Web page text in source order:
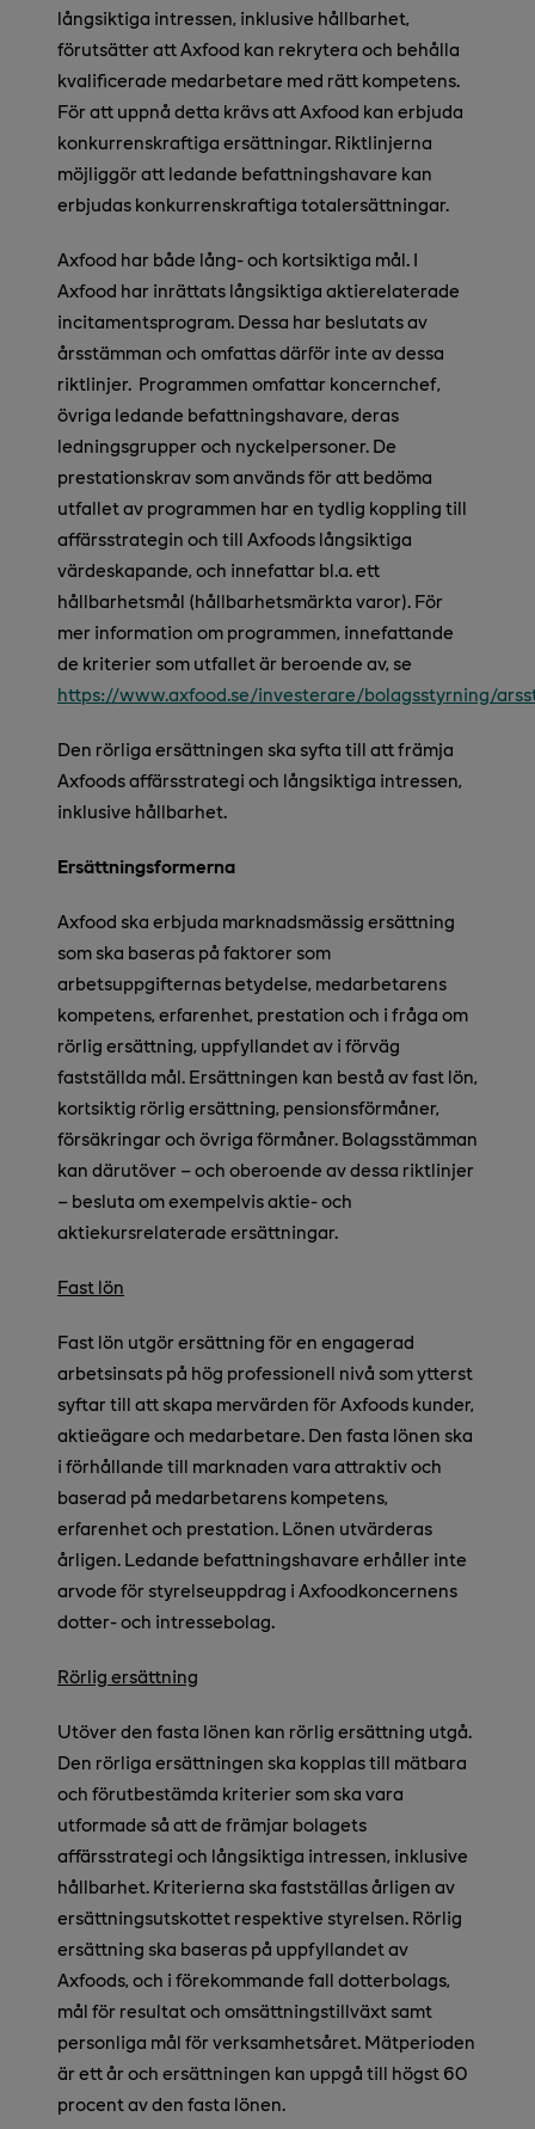
långsiktiga intressen, inklusive hållbarhet,
förutsätter att Axfood kan rekrytera och behålla
kvalificerade medarbetare med rätt kompetens.
För att uppnå detta krävs att Axfood kan erbjuda
konkurrenskraftiga ersättningar. Riktlinjerna
möjliggör att ledande befattningshavare kan
erbjudas konkurrenskraftiga totalersättningar.
Axfood har både lång- och kortsiktiga mål. I
Axfood har inrättats långsiktiga aktierelaterade
incitamentsprogram. Dessa har beslutats av
årsstämman och omfattas därför inte av dessa
riktlinjer. Programmen omfattar koncernchef,
övriga ledande befattningshavare, deras
ledningsgrupper och nyckelpersoner. De
prestationskrav som används för att bedöma
utfallet av programmen har en tydlig koppling till
affärsstrategin och till Axfoods långsiktiga
värdeskapande, och innefattar bl.a. ett
hållbarhetsmål (hållbarhetsmärkta varor). För
mer information om programmen, innefattande
de kriterier som utfallet är beroende av, se
https://www.axfood.se/investerare/bolagsstyrning/
Den rörliga ersättningen ska syfta till att främja
Axfoods affärsstrategi och långsiktiga intressen,
inklusive hållbarhet.
Ersättningsformerna
Axfood ska erbjuda marknadsmässig ersättning
som ska baseras på faktorer som
arbetsuppgifternas betydelse, medarbetarens
kompetens, erfarenhet, prestation och i fråga om
rörlig ersättning, uppfyllandet av i förväg
fastställda mål. Ersättningen kan bestå av fast lön,
kortsiktig rörlig ersättning, pensionsförmåner,
försäkringar och övriga förmåner. Bolagsstämman
kan därutöver – och oberoende av dessa riktlinjer
– besluta om exempelvis aktie- och
aktiekursrelaterade ersättningar.
Fast lön
Fast lön utgör ersättning för en engagerad
arbetsinsats på hög professionell nivå som ytterst
syftar till att skapa mervärden för Axfoods kunder,
aktieägare och medarbetare. Den fasta lönen ska
i förhållande till marknaden vara attraktiv och
baserad på medarbetarens kompetens,
erfarenhet och prestation. Lönen utvärderas
årligen. Ledande befattningshavare erhåller inte
arvode för styrelseuppdrag i Axfoodkoncernens
dotter- och intressebolag.
Rörlig ersättning
Utöver den fasta lönen kan rörlig ersättning utgå.
Den rörliga ersättningen ska kopplas till mätbara
och förutbestämda kriterier som ska vara
utformade så att de främjar bolagets
affärsstrategi och långsiktiga intressen, inklusive
hållbarhet. Kriterierna ska fastställas årligen av
ersättningsutskottet respektive styrelsen. Rörlig
ersättning ska baseras på uppfyllandet av
Axfoods, och i förekommande fall dotterbolags,
mål för resultat och omsättningstillväxt samt
personliga mål för verksamhetsåret. Mätperioden
är ett år och ersättningen kan uppgå till högst 60
procent av den fasta lönen.